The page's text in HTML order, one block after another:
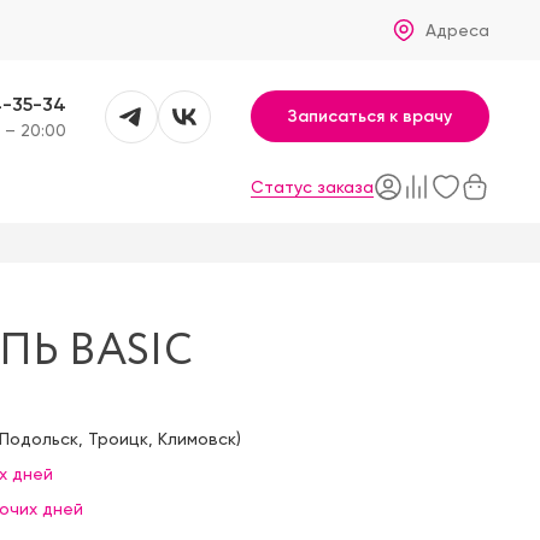
Адреса
35-34
20:00
Записаться к врачу
Статус заказа
BASIC
Подольск, Троицк, Климовск)
дней
дней